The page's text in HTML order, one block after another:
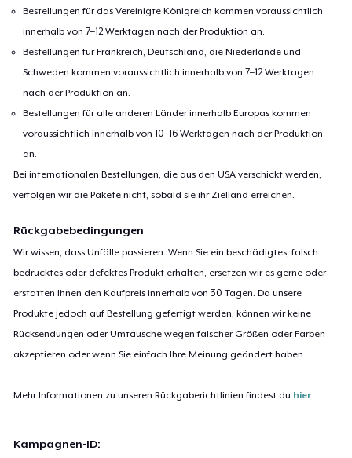
Bestellungen für das Vereinigte Königreich kommen voraussichtlich
innerhalb von 7–12 Werktagen nach der Produktion an.
Bestellungen für Frankreich, Deutschland, die Niederlande und
Schweden kommen voraussichtlich innerhalb von 7–12 Werktagen
nach der Produktion an.
Bestellungen für alle anderen Länder innerhalb Europas kommen
voraussichtlich innerhalb von 10–16 Werktagen nach der Produktion
an.
Bei internationalen Bestellungen, die aus den USA verschickt werden,
verfolgen wir die Pakete nicht, sobald sie ihr Zielland erreichen.
Rückgabebedingungen
Wir wissen, dass Unfälle passieren. Wenn Sie ein beschädigtes, falsch
bedrucktes oder defektes Produkt erhalten, ersetzen wir es gerne oder
erstatten Ihnen den Kaufpreis innerhalb von 30 Tagen. Da unsere
Produkte jedoch auf Bestellung gefertigt werden, können wir keine
Rücksendungen oder Umtausche wegen falscher Größen oder Farben
akzeptieren oder wenn Sie einfach Ihre Meinung geändert haben.
Mehr Informationen zu unseren Rückgaberichtlinien findest du hier.
Kampagnen-ID: